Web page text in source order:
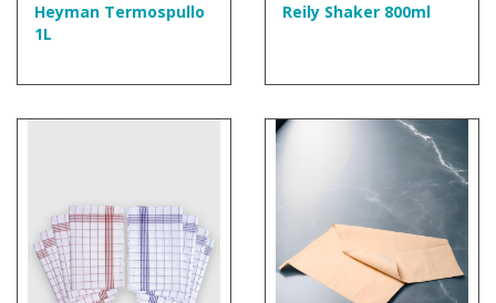
Heyman Termospullo
1L
Reily Shaker 800ml